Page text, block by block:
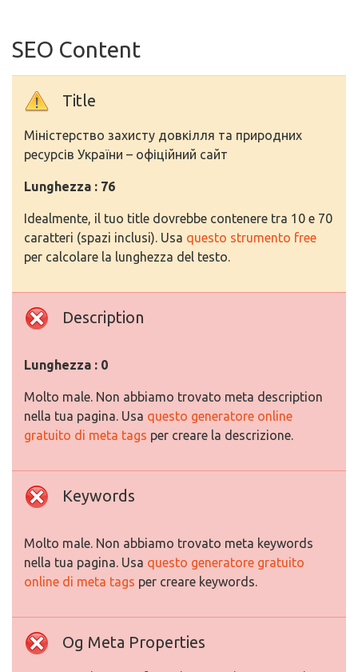
SEO Content
Title
Міністерство захисту довкілля та природних
ресурсів України – офіційний сайт
Lunghezza : 76
Idealmente, il tuo title dovrebbe contenere tra 10 e 70
caratteri (spazi inclusi). Usa questo strumento free
per calcolare la lunghezza del testo.
Description
Lunghezza : 0
Molto male. Non abbiamo trovato meta description
nella tua pagina. Usa questo generatore online
gratuito di meta tags per creare la descrizione.
Keywords
Molto male. Non abbiamo trovato meta keywords
nella tua pagina. Usa questo generatore gratuito
online di meta tags per creare keywords.
Og Meta Properties